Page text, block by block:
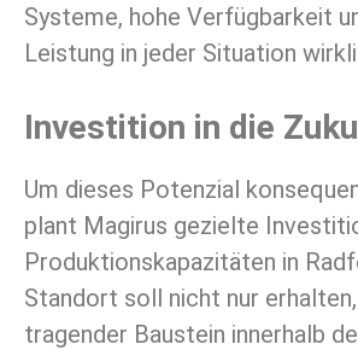
Systeme, hohe Verfügbarkeit
Leistung in jeder Situation
Investition in die
Um dieses Potenzial
plant Magirus gezielte
Produktionskapazitäten in
Standort soll nicht nur
tragender Baustein innerhalb